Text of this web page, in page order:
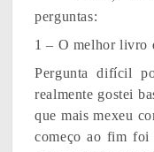
perguntas:
1 – O melhor livro
Pergunta difícil
realmente gostei
que mais mexeu
começo ao fim foi